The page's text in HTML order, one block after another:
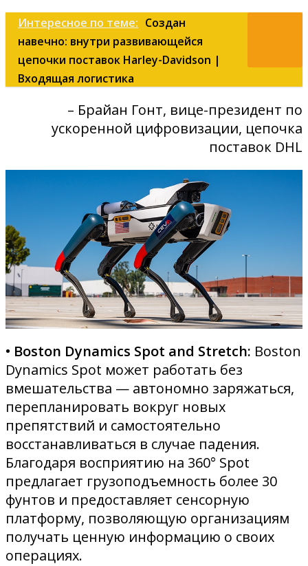
Интересное по теме: Создан
навечно: внутри развивающейся
цепочки поставок Harley-Davidson |
Входящая логистика
– Брайан Гонт, вице-президент по
ускоренной цифровизации, цепочка
поставок DHL
• Boston Dynamics Spot and Stretch: Boston
Dynamics Spot может работать без
вмешательства — автономно заряжаться,
перепланировать вокруг новых
препятствий и самостоятельно
восстанавливаться в случае падения.
Благодаря восприятию на 360° Spot
предлагает грузоподъемность более 30
фунтов и предоставляет сенсорную
платформу, позволяющую организациям
получать ценную информацию о своих
операциях.